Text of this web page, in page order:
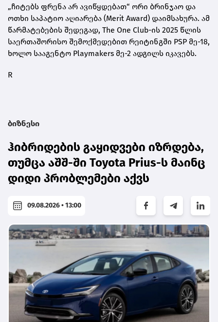
„ჩიტებს ფრენა არ ავიწყდებათ“ ორი ბრინჯაო და
ოთხი საპატიო აღიარება (Merit Award) დაიმსახურა. ამ
წარმატებების შედეგად, The One Club-ის 2025 წლის
საერთაშორისო შემოქმედებით რეიტინგში PSP მე-18,
ხოლო სააგენტო Playmakers მე-2 ადგილს იკავებს.
R
ბიზნესი
ჰიბრიდების გაყიდვები იზრდება,
თუმცა აშშ-ში Toyota Prius-ს მაინც
დიდი პრობლემები აქვს
09.08.2026 • 13:00